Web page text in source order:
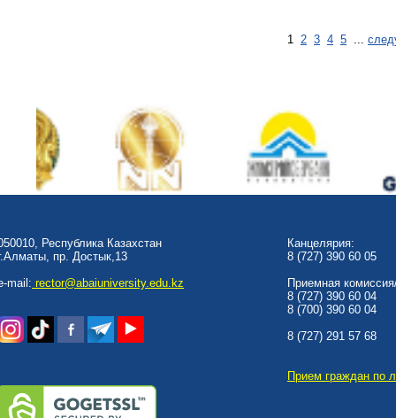
1 2 3 4 5 ...
Республика Казахстан
пр. Достык,13
mail: rector@abaiuniversity.edu.kz
Канцелярия:
8 (727) 390 60 05
Приемная
8 (727) 390 60 04
8 (700) 390 60 04
8 (727) 291 57 68
Прием граждан по